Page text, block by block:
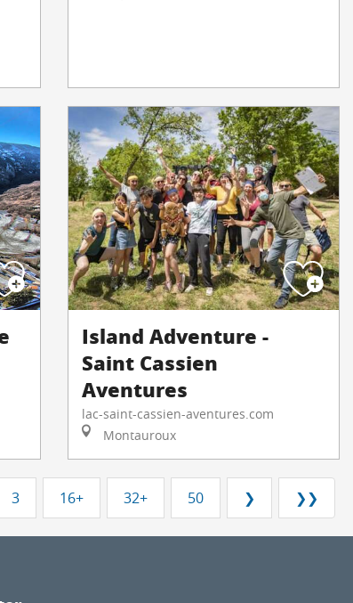
Island Adventure -
Saint Cassien
Aventures
lac-saint-cassien-aventures.com
Montauroux
3 16+ 32+ 50 ❯ ❯❯